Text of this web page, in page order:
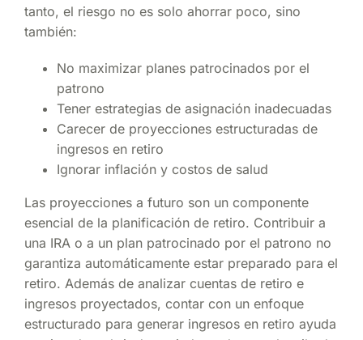
tanto, el riesgo no es solo ahorrar poco, sino
también:
No maximizar planes patrocinados por el
patrono
Tener estrategias de asignación inadecuadas
Carecer de proyecciones estructuradas de
ingresos en retiro
Ignorar inflación y costos de salud
Las proyecciones a futuro son un componente
esencial de la planificación de retiro. Contribuir a
una IRA o a un plan patrocinado por el patrono no
garantiza automáticamente estar preparado para el
retiro. Además de analizar cuentas de retiro e
ingresos proyectados, contar con un enfoque
estructurado para generar ingresos en retiro ayuda